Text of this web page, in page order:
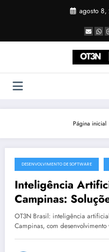
agosto
Página inicial
julho 19, 2025
DESENVOLVIMENTO DE SOFTWARE
Inteligência
Campinas:
OT3N Brasil –
OT3N Brasil: inteligência
Campinas, com